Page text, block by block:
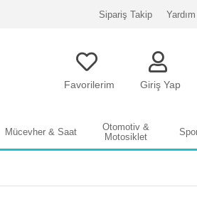
Sipariş Takip Yardım
Favorilerim Giriş Yap
Mücevher & Saat
Otomotiv &
Motosiklet